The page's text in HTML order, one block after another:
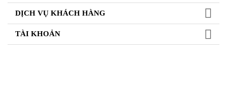
DỊCH VỤ KHÁCH HÀNG
TÀI KHOẢN